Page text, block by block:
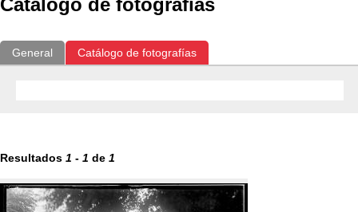
Catálogo de fotografías
General Catálogo de fotografías
Resultados 1 - 1 de 1